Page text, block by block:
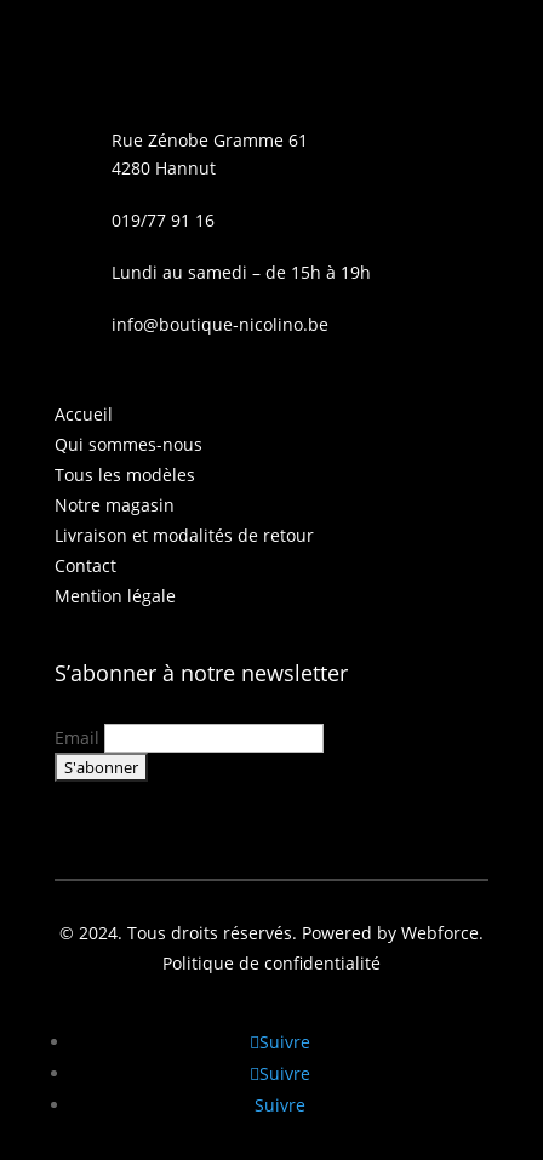
Rue Zénobe Gramme 61
4280 Hannut
019/77 91 16
Lundi au samedi – de 15h à 19h
info@boutique-nicolino.be
Accueil
Qui sommes-nous
Tous les modèles
Notre magasin
Livraison et modalités de retour
Contact
Mention légale
S’abonner à notre newsletter
Email
© 2024. Tous droits réservés. Powered by Webforce.
Politique de confidentialité
Suivre
Suivre
Suivre